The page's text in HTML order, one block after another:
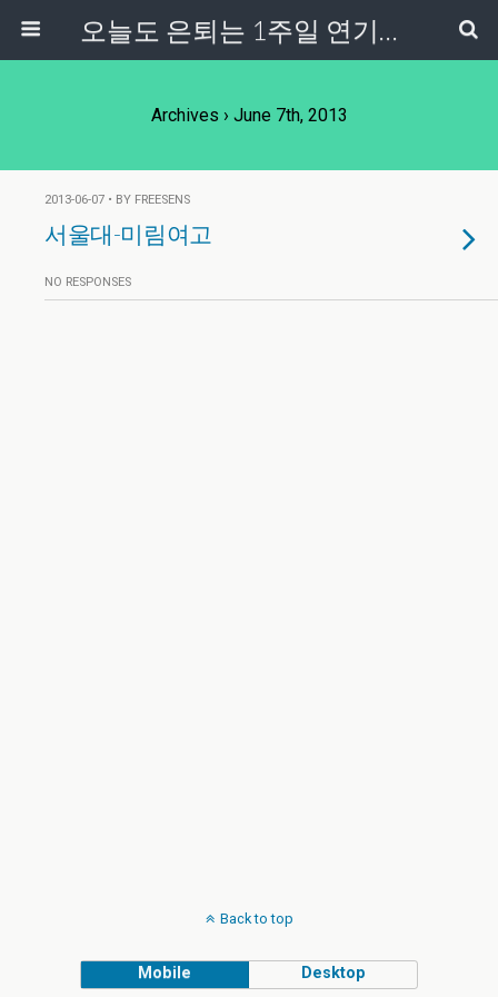
오늘도 은퇴는 1주일 연기중...
Archives › June 7th, 2013
2013-06-07 • BY FREESENS
서울대-미림여고
NO RESPONSES
Back to top
Mobile Desktop